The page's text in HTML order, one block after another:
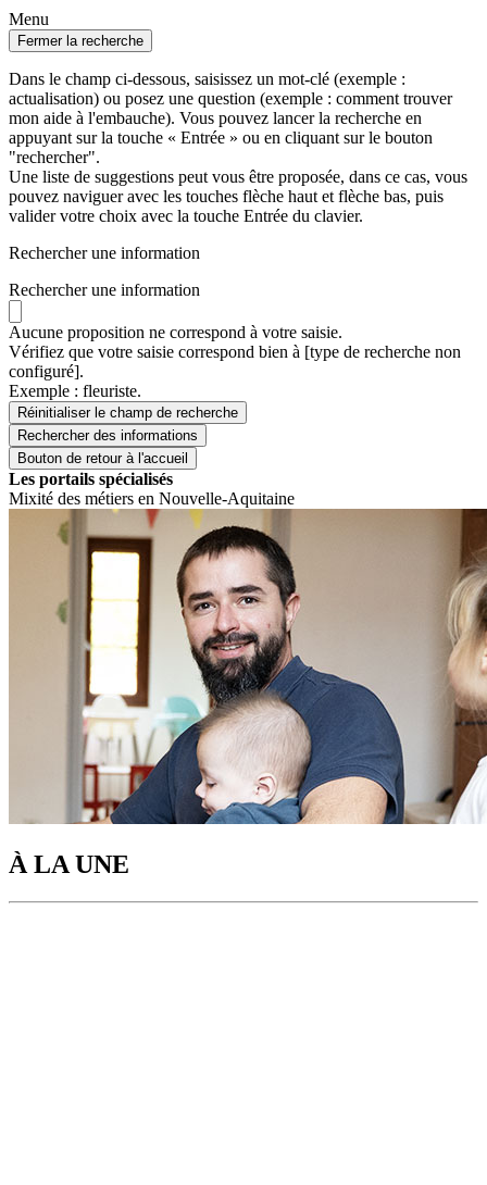
Menu
Fermer la recherche
Dans le champ ci-dessous, saisissez un mot-clé (exemple :
actualisation) ou posez une question (exemple : comment trouver
mon aide à l'embauche). Vous pouvez lancer la recherche en
appuyant sur la touche « Entrée » ou en cliquant sur le bouton
"rechercher".
Une liste de suggestions peut vous être proposée, dans ce cas, vous
pouvez naviguer avec les touches flèche haut et flèche bas, puis
valider votre choix avec la touche Entrée du clavier.
Rechercher une information
Rechercher une information
Aucune proposition ne correspond à votre saisie.
Vérifiez que votre saisie correspond bien à [type de recherche non
configuré].
Exemple : fleuriste.
Réinitialiser le champ de recherche
Rechercherdes informations
Bouton de retour à l'accueil
Les portails spécialisés
Mixité des métiers en Nouvelle-Aquitaine
À LA UNE